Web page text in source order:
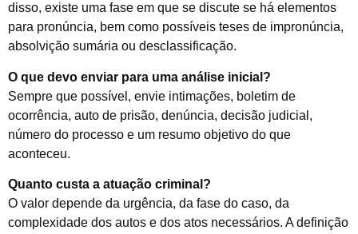
disso, existe uma fase em que se discute se há elementos
para pronúncia, bem como possíveis teses de impronúncia,
absolvição sumária ou desclassificação.
O que devo enviar para uma análise inicial?
Sempre que possível, envie intimações, boletim de
ocorrência, auto de prisão, denúncia, decisão judicial,
número do processo e um resumo objetivo do que
aconteceu.
Quanto custa a atuação criminal?
O valor depende da urgência, da fase do caso, da
complexidade dos autos e dos atos necessários. A definição